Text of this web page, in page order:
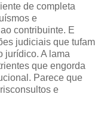
de completa
e
contribuinte. E
judiciais que tufam
jurídico. A lama
que engorda
Parece que
e